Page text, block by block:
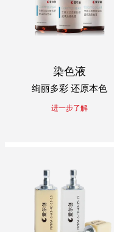
染色液
绚丽多彩 还原本色
进一步了解